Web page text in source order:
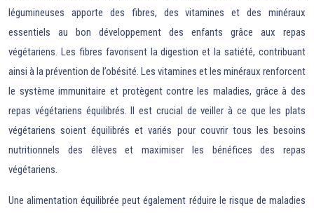
légumineuses apporte des fibres, des vitamines et des minéraux
essentiels au bon développement des enfants grâce aux repas
végétariens. Les fibres favorisent la digestion et la satiété, contribuant
ainsi à la prévention de l’obésité. Les vitamines et les minéraux renforcent
le système immunitaire et protègent contre les maladies, grâce à des
repas végétariens équilibrés. Il est crucial de veiller à ce que les plats
végétariens soient équilibrés et variés pour couvrir tous les besoins
nutritionnels des élèves et maximiser les bénéfices des repas
végétariens.
Une alimentation équilibrée peut également réduire le risque de maladies